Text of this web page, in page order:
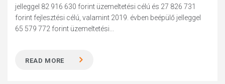
jelleggel 82 916 630 forint üzemeltetési célú és 27 826 731
forint fejlesztési célú, valamint 2019. évben beépülő jelleggel
65 579 772 forint üzemeltetési...
READ MORE